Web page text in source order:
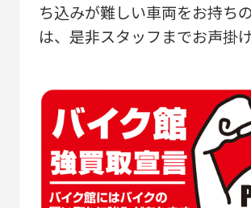
ち込みが難しい車両をお持ち
は、是非スタッフまでお声掛